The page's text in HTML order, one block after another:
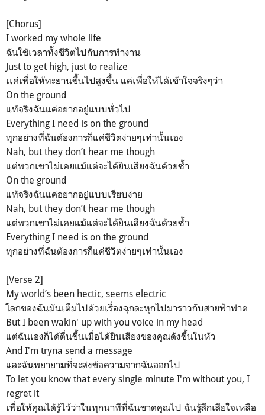
[Chorus]
I worked my whole life
ฉันใช้เวลาทั้งชีวิตไปกับการทำงาน
Just to get high, just to realize
เเค่เพื่อให้ทะยานขึ้นไปสูงขึ้น แค่เพื่อให้ได้เข้าใจจริงๆว่า
On the ground
แท้จริงฉันแค่อยากอยู่แบบทั่วไป
Everything I need is on the ground
ทุกอย่างที่ฉันต้องการก็แค่ชีวิตง่ายๆเท่านั้นเอง
Nah, but they don’t hear me though
แต่พวกเขาไม่เคยแม้แต่จะได้ยินเสียงฉันด้วยซ้ำ
On the ground
แท้จริงฉันแค่อยากอยู่แบบเรียบง่าย
Nah, but they don’t hear me though
แต่พวกเขาไม่เคยแม้แต่จะได้ยินเสียงฉันด้วยซ้ำ
Everything I need is on the ground
ทุกอย่างที่ฉันต้องการก็แค่ชีวิตง่ายๆเท่านั้นเอง
[Verse 2]
My world’s been hectic, seems electric
โลกของฉันมันเต็มไปด้วยเรื่องฉุกละหุกไปมาราวกับสายฟ้าฟาด
But I been wakin' up with you voice in my head
แต่ฉันเองก็ได้ตื่นขึ้นเมื่อได้ยินเสียงของคุณดังขึ้นในหัว
And I'm tryna send a message
และฉันพยายามที่จะส่งข้อความจากฉันออกไป
To let you know that every single minute I'm without you, I
regret it
เพื่อให้คุณได้รู้ไว้ว่าในทุกนาทีที่ฉันขาดคุณไป ฉันรู้สึกเสียใจเหลือ